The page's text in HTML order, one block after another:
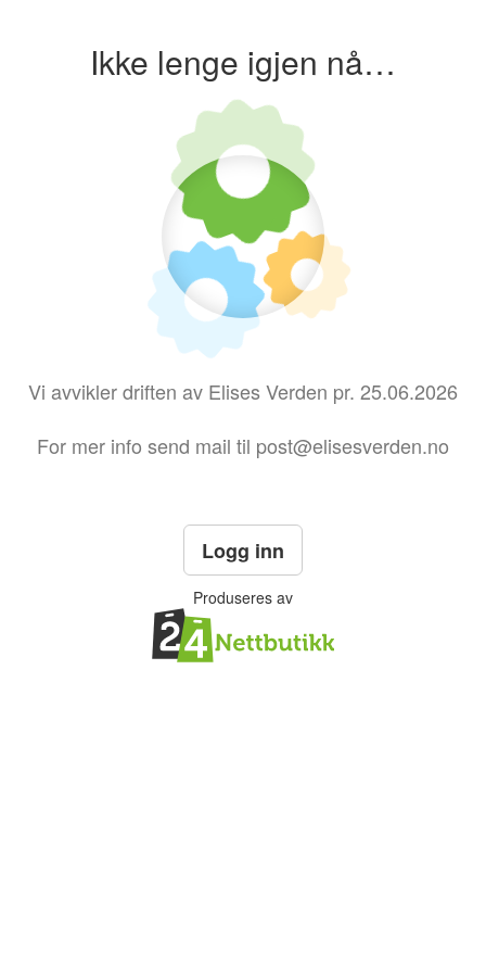
Ikke lenge igjen nå…
Vi avvikler driften av Elises Verden pr. 25.06.2026
For mer info send mail til post@elisesverden.no
Logg inn
Produseres av